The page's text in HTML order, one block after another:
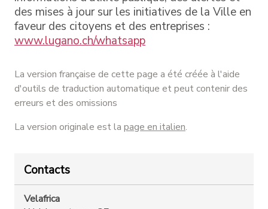
des mises à jour sur les initiatives de la Ville en
faveur des citoyens et des entreprises :
www.lugano.ch/whatsapp
La version française de cette page a été créée à l'aide
d'outils de traduction automatique et peut contenir des
erreurs et des omissions
La version originale est la page en italien.
Contacts
Velafrica